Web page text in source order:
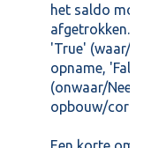
het saldo
afgetrokken.
'True' (waar/
opname, 'False'
(onwaar/Nee)
opbouw/